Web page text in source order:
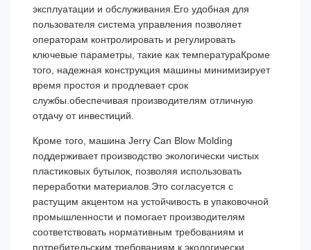
эксплуатации и обслуживания.Его удобная для
пользователя система управления позволяет
операторам контролировать и регулировать
ключевые параметры, такие как температураКроме
того, надежная конструкция машины минимизирует
время простоя и продлевает срок
службы.обеспечивая производителям отличную
отдачу от инвестиций.
Кроме того, машина Jerry Can Blow Molding
поддерживает производство экологически чистых
пластиковых бутылок, позволяя использовать
переработки материалов.Это согласуется с
растущим акцентом на устойчивость в упаковочной
промышленности и помогает производителям
соответствовать нормативным требованиям и
потребительским требованиям к экологически